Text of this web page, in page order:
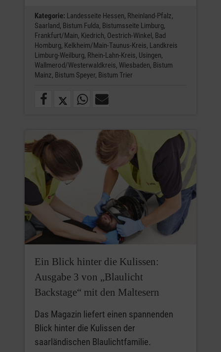
Kategorie: Landesseite Hessen, Rheinland-Pfalz,
Saarland, Bistum Fulda, Bistumsseite Limburg,
Frankfurt/Main, Kiedrich, Oestrich-Winkel, Bad
Homburg, Kelkheim/Main-Taunus-Kreis, Landkreis
Limburg-Weilburg, Rhein-Lahn-Kreis, Usingen,
Wallmerod/Westerwaldkreis, Wiesbaden, Bistum
Mainz, Bistum Speyer, Bistum Trier
Ein Blick hinter die Kulissen:
Ausgabe 3 von „Blaulicht
Backstage“ mit den Maltesern
Das Magazin liefert einen spannenden
Blick hinter die Kulissen der
saarländischen Blaulichtfamilie.